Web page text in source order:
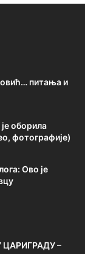
питања и
оборила
фотографије)
Ово је
ЦАРИГРАДУ –